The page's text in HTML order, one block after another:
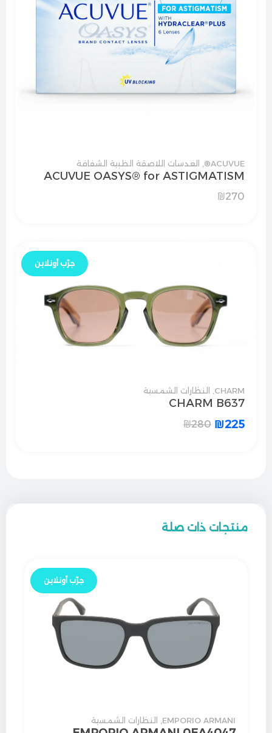
ACUVUE®
, العدسات اللاصقة الطبية الشفافة
ACUVUE OASYS® for ASTIGMATISM
₪270
CHARM النظارات الشمسية
CHARM B637
₪280 ₪225
جرّب أونلاين
منتجات ذات صلة
EMPORIO ARMANI
, النظارات الشمسية
جرّب أونلاين